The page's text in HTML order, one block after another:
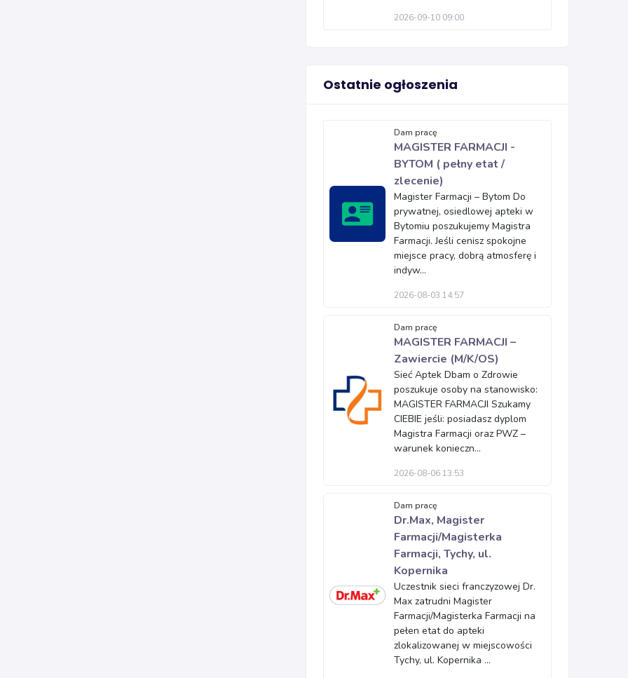
2026-09-10 09:00
Ostatnie ogłoszenia
Dam pracę
MAGISTER FARMACJI -
BYTOM ( pełny etat /
zlecenie)
Magister Farmacji – Bytom Do
prywatnej, osiedlowej apteki w
Bytomiu poszukujemy Magistra
Farmacji. Jeśli cenisz spokojne
miejsce pracy, dobrą atmosferę i
indyw...
2026-08-03 14:57
Dam pracę
MAGISTER FARMACJI –
Zawiercie (M/K/OS)
Sieć Aptek Dbam o Zdrowie
poszukuje osoby na stanowisko:
MAGISTER FARMACJI Szukamy
CIEBIE jeśli: posiadasz dyplom
Magistra Farmacji oraz PWZ –
warunek konieczn...
2026-08-06 13:53
Dam pracę
Dr.Max, Magister
Farmacji/Magisterka
Farmacji, Tychy, ul.
Kopernika
Uczestnik sieci franczyzowej Dr.
Max zatrudni Magister
Farmacji/Magisterka Farmacji na
pełen etat do apteki
zlokalizowanej w miejscowości
Tychy, ul. Kopernika ...